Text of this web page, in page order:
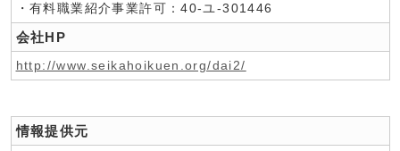
・有料職業紹介事業許可：40-ユ-301446
会社HP
http://www.seikahoikuen.org/dai2/
情報提供元